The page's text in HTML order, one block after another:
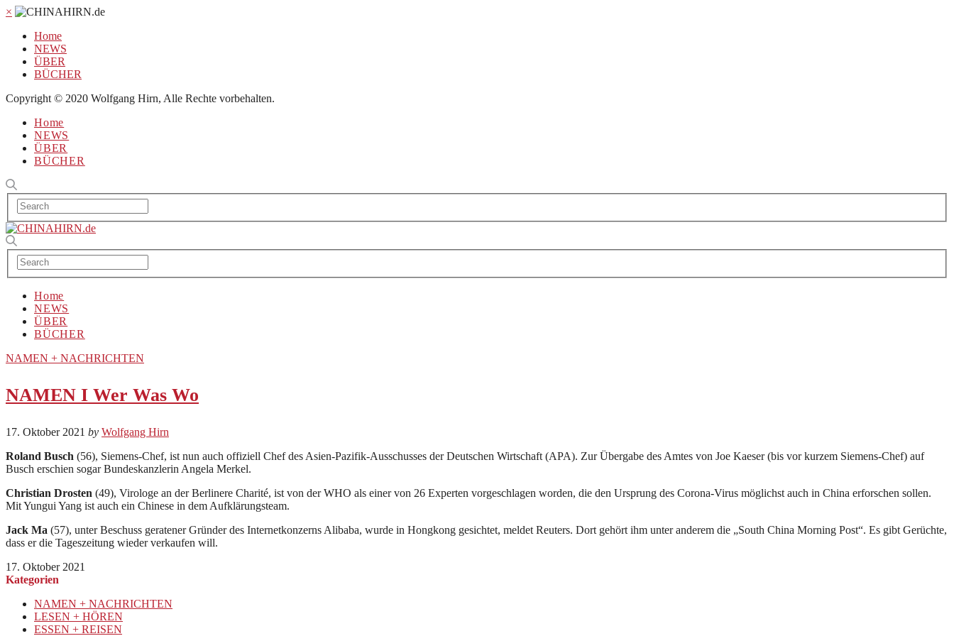
×
Home
NEWS
ÜBER
BÜCHER
Copyright © 2020 Wolfgang Hirn, Alle Rechte vorbehalten.
Home
NEWS
ÜBER
BÜCHER
Home
NEWS
ÜBER
BÜCHER
NAMEN + NACHRICHTEN
NAMEN I Wer Was Wo
17. Oktober 2021 by Wolfgang Hirn
Roland Busch (56), Siemens-Chef, ist nun auch offiziell Chef des Asien-Pazifik-Ausschusses der Deutschen Wirtschaft (APA). Zur Übergabe des Amtes von Joe Kaeser (bis vor kurzem Siemens-Chef) auf
Busch erschien sogar Bundeskanzlerin Angela Merkel.
Christian Drosten (49), Virologe an der Berlinere Charité, ist von der WHO als einer von 26 Experten vorgeschlagen worden, die den Ursprung des Corona-Virus möglichst auch in China erforschen sollen.
Mit Yungui Yang ist auch ein Chinese in dem Aufklärungsteam.
Jack Ma (57), unter Beschuss geratener Gründer des Internetkonzerns Alibaba, wurde in Hongkong gesichtet, meldet Reuters. Dort gehört ihm unter anderem die „South China Morning Post“. Es gibt Gerüchte,
dass er die Tageszeitung wieder verkaufen will.
17. Oktober 2021
Kategorien
NAMEN + NACHRICHTEN
LESEN + HÖREN
ESSEN + REISEN